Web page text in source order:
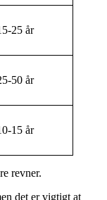
25 år
50 år
15 år
revner.
det er vigtigt at